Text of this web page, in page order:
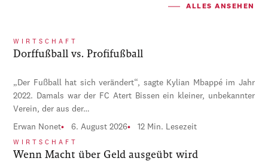
ALLES ANSEHEN
WIRTSCHAFT
Dorffußball vs. Profifußball
„Der Fußball hat sich verändert“, sagte Kylian Mbappé im Jahr
2022. Damals war der FC Atert Bissen ein kleiner, unbekannter
Verein, der aus der…
Erwan Nonet 6. August 2026 12 Min. Lesezeit
WIRTSCHAFT
Wenn Macht über Geld ausgeübt wird